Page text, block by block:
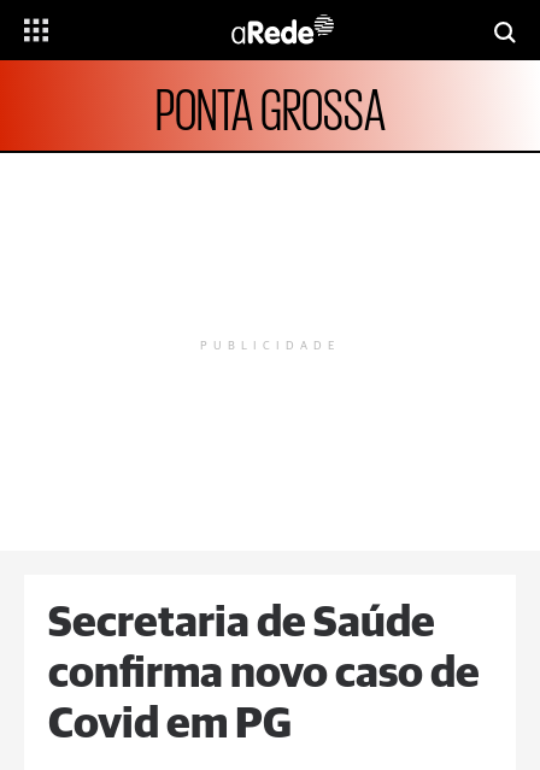
PONTA GROSSA
PUBLICIDADE
Secretaria de Saúde
confirma novo caso de
Covid em PG